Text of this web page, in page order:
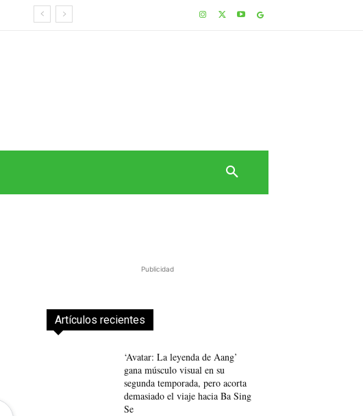
Publicidad
Artículos recientes
‘Avatar: La leyenda de Aang’
gana músculo visual en su
segunda temporada, pero acorta
demasiado el viaje hacia Ba Sing
Se